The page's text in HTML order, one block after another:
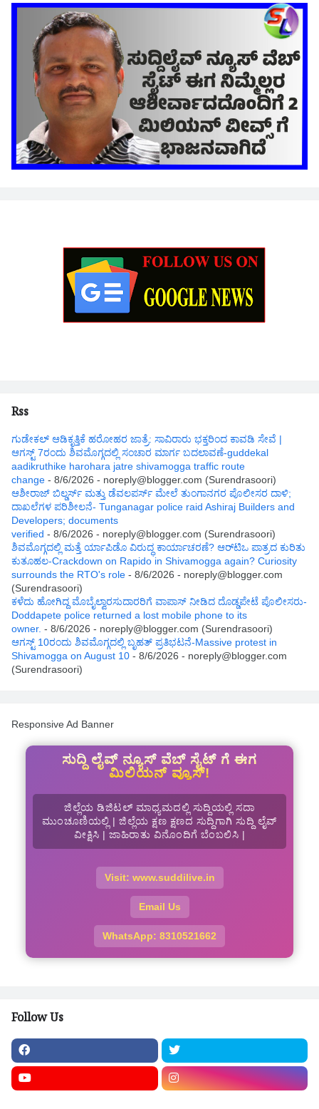
Rss
ಗುಡೇಕಲ್ ಆಡಿಕೃತ್ತಿಕೆ ಹರೋಹರ ಜಾತ್ರೆ: ಸಾವಿರಾರು ಭಕ್ತರಿಂದ ಕಾವಡಿ ಸೇವೆ |
ಆಗಸ್ಟ್ 7ರಂದು ಶಿವಮೊಗ್ಗದಲ್ಲಿ ಸಂಚಾರ ಮಾರ್ಗ ಬದಲಾವಣೆ-guddekal
aadikruthike harohara jatre shivamogga traffic route
change - 8/6/2026 - noreply@blogger.com (Surendrasoori)
ಆಶೀರಾಜ್ ಬಿಲ್ಡರ್ಸ್ ಮತ್ತು ಡೆವಲಪರ್ಸ್ ಮೇಲೆ ತುಂಗಾನಗರ ಪೊಲೀಸರ ದಾಳಿ;
ದಾಖಲೆಗಳ ಪರಿಶೀಲನೆ- Tunganagar police raid Ashiraj Builders and
Developers; documents
verified - 8/6/2026 - noreply@blogger.com (Surendrasoori)
ಶಿವಮೊಗ್ಗದಲ್ಲಿ ಮತ್ತೆ ರ್ಯಾಪಿಡೊ ವಿರುದ್ಧ ಕಾರ್ಯಾಚರಣೆ? ಆರ್‌ಟಿಒ ಪಾತ್ರದ ಕುರಿತು
ಕುತೂಹಲ-Crackdown on Rapido in Shivamogga again? Curiosity
surrounds the RTO's role - 8/6/2026 - noreply@blogger.com
(Surendrasoori)
ಕಳೆದು ಹೋಗಿದ್ದ ಮೊಬೈಲ್ವಾರಸುದಾರರಿಗೆ ವಾಪಾಸ್ ನೀಡಿದ ದೊಡ್ಡಪೇಟೆ ಪೊಲೀಸರು-
Doddapete police returned a lost mobile phone to its
owner. - 8/6/2026 - noreply@blogger.com (Surendrasoori)
ಆಗಸ್ಟ್‌ 10ರಂದು ಶಿವಮೊಗ್ಗದಲ್ಲಿ ಬೃಹತ್ ಪ್ರತಿಭಟನೆ-Massive protest in
Shivamogga on August 10 - 8/6/2026 - noreply@blogger.com
(Surendrasoori)
Responsive Ad Banner
ಸುದ್ದಿ ಲೈವ್ ನ್ಯೂಸ್ ವೆಬ್ ಸೈಟ್ ಗೆ ಈಗ
ಮಿಲಿಯನ್ ವ್ಯೂಸ್!
ಜಿಲ್ಲೆಯ ಡಿಜಿಟಲ್ ಮಾಧ್ಯಮದಲ್ಲಿ ಸುದ್ದಿಯಲ್ಲಿ ಸದಾ
ಮುಂಚೂಣಿಯಲ್ಲಿ | ಜಿಲ್ಲೆಯ ಕ್ಷಣ ಕ್ಷಣದ ಸುದ್ದಿಗಾಗಿ ಸುದ್ದಿ ಲೈವ್
ವೀಕ್ಷಿಸಿ | ಜಾಹಿರಾತು ವಿನೊಂದಿಗೆ ಬೆಂಬಲಿಸಿ |
Visit: www.suddilive.in
Email Us
WhatsApp: 8310521662
Follow Us